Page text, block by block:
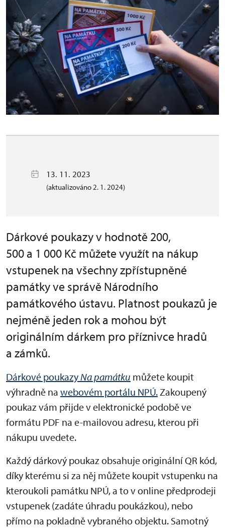
13. 11. 2023
(aktualizováno 2. 1. 2024)
Dárkové poukazy v hodnotě 200,
500 a 1 000 Kč můžete využít na nákup
vstupenek na všechny zpřístupněné
památky ve správě Národního
památkového ústavu. Platnost poukazů je
nejméně jeden rok a mohou být
originálním dárkem pro příznivce hradů
a zámků.
Dárkové poukazyNa památku můžete koupit
výhradně na webovém portálu NPÚ. Zakoupený
poukaz vám přijde v elektronické podobě ve
formátu PDF na e-mailovou adresu, kterou při
nákupu uvedete.
Každý dárkový poukaz obsahuje originální QR kód,
díky kterému si za něj můžete koupit vstupenku na
kteroukoli památku NPÚ, a to v online předprodeji
vstupenek (zadáte úhradu poukázkou), nebo
přímo na pokladně vybraného objektu. Samotný